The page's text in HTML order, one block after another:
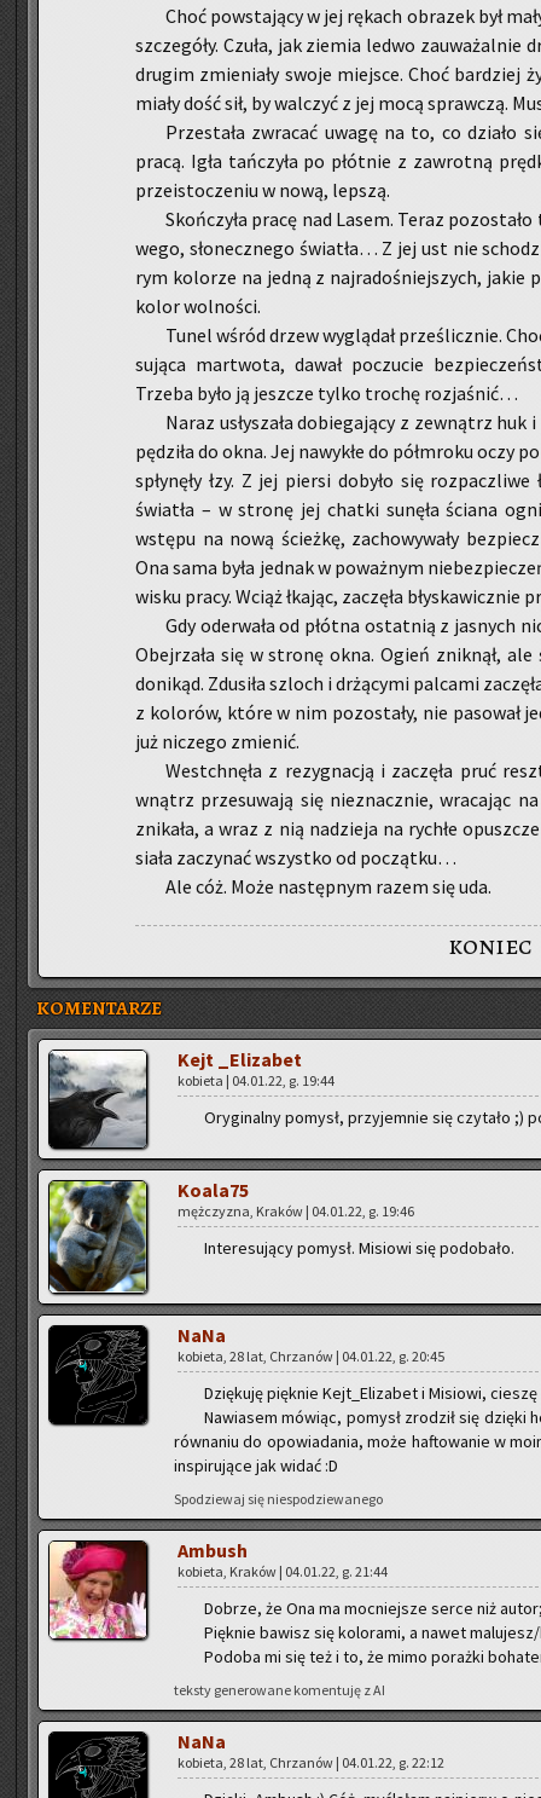
Choć po­wsta­ją­cy w jej rę­kach ob­ra­zek był
szcze­gó­ły. Czuła, jak zie­mia ledwo za­uwa­żal­nie
dru­gim zmie­nia­ły swoje miej­sce. Choć bar­dziej
miały dość sił, by wal­czyć z jej mocą spraw­czą.
Prze­sta­ła zwra­cać uwagę na to, co dzia­ło
pracą. Igła tań­czy­ła po płót­nie z za­wrot­ną
prze­isto­cze­niu w nową, lep­szą.
Skoń­czy­ła pracę nad Lasem. Teraz
we­go, sło­necz­ne­go świa­tła… Z jej ust nie
rym ko­lo­rze na jedną z naj­ra­do­śniej­szych, jakie
kolor wol­no­ści.
Tunel wśród drzew wy­glą­dał prze­ślicz­nie.
su­ją­ca mar­two­ta, dawał po­czu­cie
Trze­ba było ją jesz­cze tylko tro­chę roz­ja­śnić…
Naraz usły­sza­ła do­bie­ga­ją­cy z ze­wnątrz
pę­dzi­ła do okna. Jej na­wy­kłe do pół­mro­ku oczy
spły­nę­ły łzy. Z jej pier­si do­by­ło się
świa­tła – w stro­nę jej chat­ki su­nę­ła ścia­na
wstę­pu na nową ścież­kę, za­cho­wy­wa­ły
Ona sama była jed­nak w po­waż­nym
wi­sku pracy. Wciąż łka­jąc, za­czę­ła bły­ska­wicz­nie
Gdy ode­rwa­ła od płót­na ostat­nią z ja­snych
Obej­rza­ła się w stro­nę okna. Ogień znik­nął,
do­ni­kąd. Zdu­si­ła szloch i drżą­cy­mi pal­ca­mi
z ko­lo­rów, które w nim po­zo­sta­ły, nie pa­so­wał
już ni­cze­go zmie­nić.
Wes­tchnę­ła z re­zy­gna­cją i za­czę­ła pruć
wnątrz prze­su­wa­ją się nie­znacz­nie, wra­ca­jąc
zni­ka­ła, a wraz z nią na­dzie­ja na ry­chłe
sia­ła za­czy­nać wszyst­ko od po­cząt­ku…
Ale cóż. Może na­stęp­nym razem się uda.
koniec
KOMENTARZE
Kejt _E­li­za­bet
ko­bie­ta | 04.01.22, g. 19:44
Ory­gi­nal­ny po­mysł, przy­jem­nie się czy­ta­ło ;)
Ko­ala­75
męż­czy­zna, Kra­ków | 04.01.22, g. 19:46
In­te­re­su­ją­cy po­mysł. Mi­sio­wi się po­do­ba­ło.
NaNa
ko­bie­ta, 28 lat, Chrza­nów | 04.01.22, g. 20:45
Dzię­ku­ję pięk­nie Kejt_E­li­za­bet i Mi­sio­wi,
Na­wia­sem mó­wiąc, po­mysł zro­dził się
rów­na­niu do opo­wia­da­nia, może ha­fto­wa­nie w
in­spi­ru­ją­ce jak widać :D
Spo­dzie­waj się nie­spo­dzie­wa­ne­go
Am­bush
ko­bie­ta, Kra­ków | 04.01.22, g. 21:44
Do­brze, że Ona ma moc­niej­sze serce niż
Pięk­nie ba­wisz się ko­lo­ra­mi, a nawet
Po­do­ba mi się też i to, że mimo po­raż­ki
tek­sty ge­ne­ro­wa­ne ko­men­tu­ję z AI
NaNa
ko­bie­ta, 28 lat, Chrza­nów | 04.01.22, g. 22:12